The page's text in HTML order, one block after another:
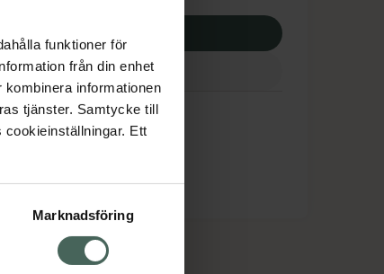
funktioner för
från din enhet
informationen
tjänster. Samtycke till
Ett
Marknadsföring
ditt recept
och läkemedel